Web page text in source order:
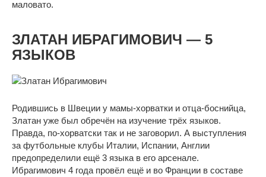
маловато.
ЗЛАТАН ИБРАГИМОВИЧ — 5
ЯЗЫКОВ
Родившись в Швеции у мамы-хорватки и отца-боснийца,
Златан уже был обречён на изучение трёх языков.
Правда, по-хорватски так и не заговорил. А выступления
за футбольные клубы Италии, Испании, Англии
предопределили ещё 3 языка в его арсенале.
Ибрагимович 4 года провёл ещё и во Франции в составе